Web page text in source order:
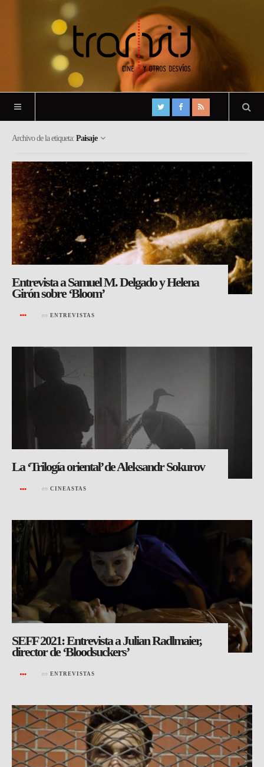
Archivo de la etiqueta: Paisaje
Entrevista a Samuel M. Delgado y Helena
Girón sobre ‘Bloom’
en ENTREVISTAS
La ‘Trilogía oriental’ de Aleksandr Sokurov
en CINEASTAS
SEFF 2021: Entrevista a Julian Radlmaier,
director de ‘Bloodsuckers’
en ENTREVISTAS